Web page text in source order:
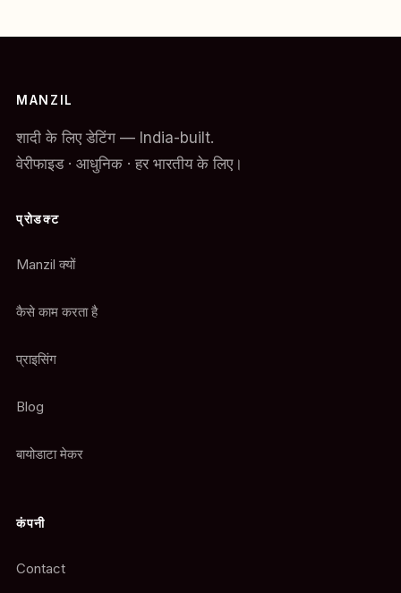
MANZIL
शादी के लिए डेटिंग — India-built.
वेरीफाइड · आधुनिक · हर भारतीय के लिए।
प्रोडक्ट
Manzil क्यों
कैसे काम करता है
प्राइसिंग
Blog
बायोडाटा मेकर
कंपनी
Contact